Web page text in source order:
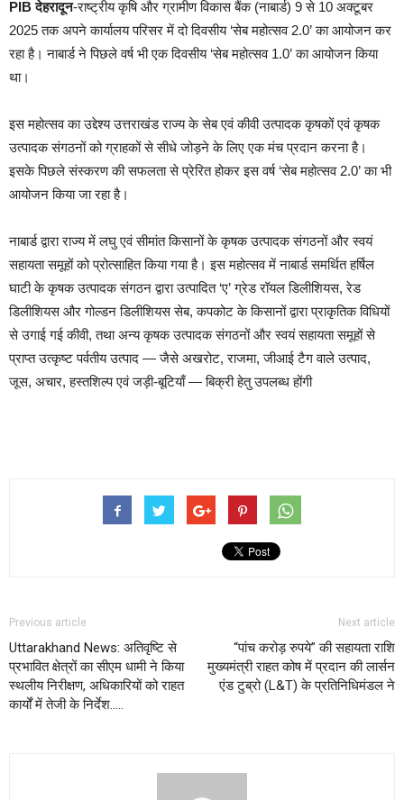
PIB देहरादून-राष्ट्रीय कृषि और ग्रामीण विकास बैंक (नाबार्ड) 9 से 10 अक्टूबर
2025 तक अपने कार्यालय परिसर में दो दिवसीय ‘सेब महोत्सव 2.0’ का आयोजन कर
रहा है। नाबार्ड ने पिछले वर्ष भी एक दिवसीय ‘सेब महोत्सव 1.0’ का आयोजन किया
था।
इस महोत्सव का उद्देश्य उत्तराखंड राज्य के सेब एवं कीवी उत्पादक कृषकों एवं कृषक
उत्पादक संगठनों को ग्राहकों से सीधे जोड़ने के लिए एक मंच प्रदान करना है।
इसके पिछले संस्करण की सफलता से प्रेरित होकर इस वर्ष ‘सेब महोत्सव 2.0’ का भी
आयोजन किया जा रहा है।
नाबार्ड द्वारा राज्य में लघु एवं सीमांत किसानों के कृषक उत्पादक संगठनों और स्वयं
सहायता समूहों को प्रोत्साहित किया गया है। इस महोत्सव में नाबार्ड समर्थित हर्षिल
घाटी के कृषक उत्पादक संगठन द्वारा उत्पादित ‘ए’ ग्रेड रॉयल डिलीशियस, रेड
डिलीशियस और गोल्डन डिलीशियस सेब, कपकोट के किसानों द्वारा प्राकृतिक विधियों
से उगाई गई कीवी, तथा अन्य कृषक उत्पादक संगठनों और स्वयं सहायता समूहों से
प्राप्त उत्कृष्ट पर्वतीय उत्पाद — जैसे अखरोट, राजमा, जीआई टैग वाले उत्पाद,
जूस, अचार, हस्तशिल्प एवं जड़ी-बूटियाँ — बिक्री हेतु उपलब्ध होंगी
Previous article
Uttarakhand News: अतिवृष्टि से
प्रभावित क्षेत्रों का सीएम धामी ने किया
स्थलीय निरीक्षण, अधिकारियों को राहत
कार्यों में तेजी के निर्देश…..
Next article
“पांच करोड़ रुपये” की सहायता राशि
मुख्यमंत्री राहत कोष में प्रदान की लार्सन
एंड टुब्रो (L&T) के प्रतिनिधिमंडल ने